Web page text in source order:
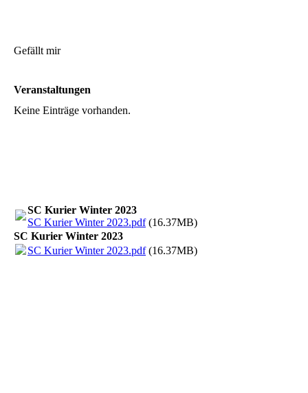
Gefällt mir
Veranstaltungen
Keine Einträge vorhanden.
SC Kurier Winter 2023
SC Kurier Winter 2023.pdf(16.37MB)
SC Kurier Winter 2023
SC Kurier Winter 2023.pdf(16.37MB)